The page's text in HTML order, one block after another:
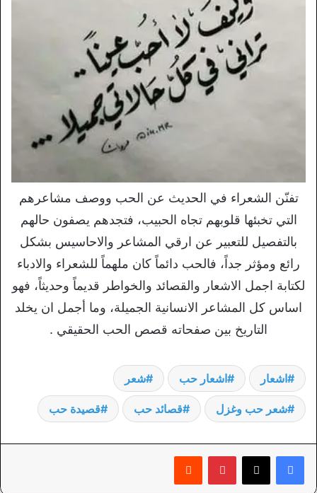
تفنّن الشعراء في الحديث عن الحب ووصف مشاعرهم
التي تخبئها قلوبهم تجاه الحبيب، فتجدهم يصفون حالهم
بالتفصيل للتعبير عن ارقي المشاعر والاحاسيس بشكل
رائع ومؤثر جداً، فالحب دائماً كان ملهماً للشعراء والادباء
لكتابة اجمل الاشعار والقصائد والخواطر قديماً وحديثاً، فهو
اساس كل المشاعر الانسانية الجميلة، وما أجمل ان يخلد
التاريخ بين صفحاته قصص الحب الحقيقي .
اشعار اشعار حب شعر
شعر حب وغزل قصائد حب قصيدة حب
بينتيريست